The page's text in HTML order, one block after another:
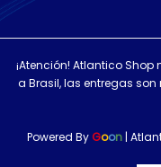
¡Atención! Atlantico Shop
a Brasil, las entregas
Powered By Goon |